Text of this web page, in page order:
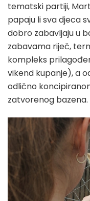
tematski partiji,
papaju li sva djeca
dobro zabavljaju u
zabavama riječ,
kompleks
vikend kupanje), a
odlično
zatvorenog bazena.